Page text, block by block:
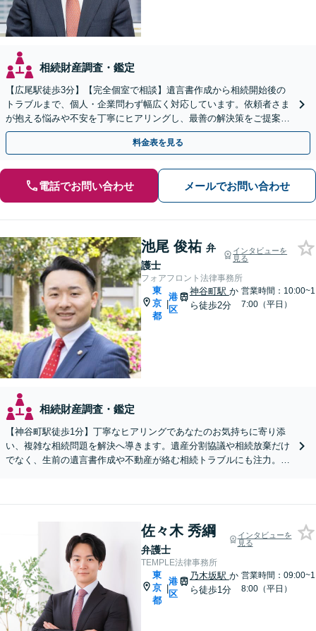
相続財産調査・鑑定
【広尾駅徒歩3分】【完全個室で相談】遺言書作成から相続開始後の
トラブルまで、個人・企業問わず幅広く対応しています。依頼者さま
が抱える悩みや不安を丁寧にヒアリングし、最善の解決策をご提案い
たします。【休日・夜間対応】【電話・WEB面談可】
料金表を見る
電話でお問い合わせ メールでお問い合わせ
池尾 俊祐 弁
護士
インタビューを
見る
フォアフロント法律事務所
東
京
都
|
港
区
神谷町駅 か
ら徒歩2分
営業時間：10:00~1
7:00（平日）
相続財産調査・鑑定
【神谷町駅徒歩1分】丁寧なヒアリングであなたのお気持ちに寄り添
い、複雑な相続問題を解決へ導きます。遺産分割協議や相続放棄だけ
でなく、生前の遺言書作成や不動産が絡む相続トラブルにも注力。相
佐々木 秀綱
弁護士
インタビューを
見る
TEMPLE法律事務所
東
京
都
|
港
区
乃木坂駅 か
ら徒歩1分
営業時間：09:00~1
8:00（平日）